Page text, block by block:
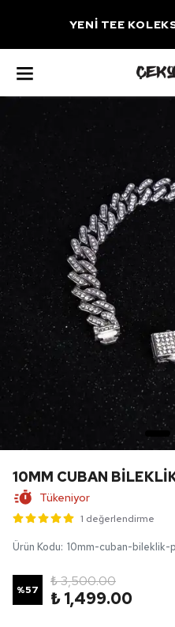
YENİ TEE
10MM CUBAN
Tükeniyor
1 değerlendirme
Ürün Kodu: 10mm-cuban-bileklik-
%57
₺ 3,500.00
₺ 1,499.00